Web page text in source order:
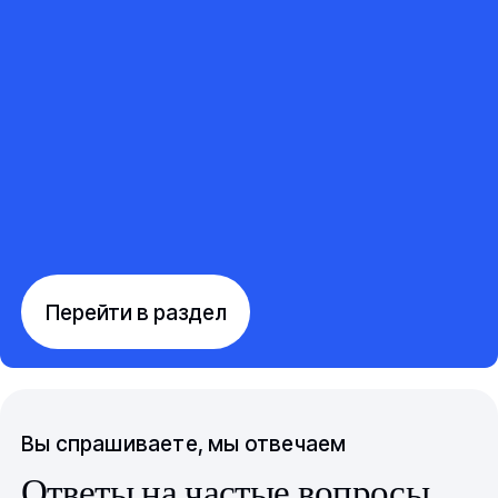
Перейти в раздел
Вы спрашиваете, мы отвечаем